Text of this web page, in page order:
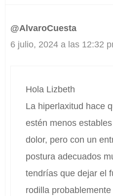
@AlvaroCuesta
6 julio, 2024 a las 12:32
Hola Lizbeth
La hiperlaxitud hace
estén menos
dolor, pero con un
postura adecuados
tendrías que dejar el
rodilla